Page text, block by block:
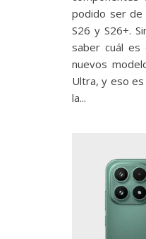
podido ser de
S26 y S26+.
saber cuál es
nuevos
Ultra‎, y eso
la...